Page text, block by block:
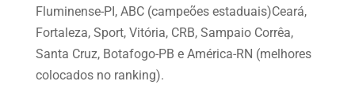
Fluminense-PI, ABC (campeões estaduais)Ceará,
Fortaleza, Sport, Vitória, CRB, Sampaio Corrêa,
Santa Cruz, Botafogo-PB e América-RN (melhores
colocados no ranking).